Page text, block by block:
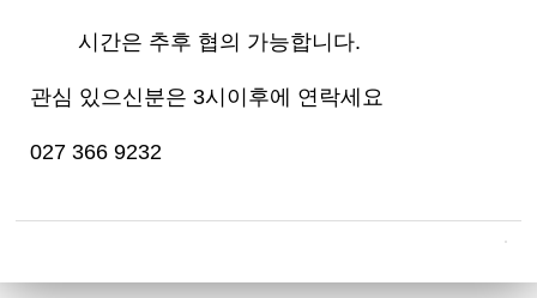
시간은 추후 협의 가능합니다.
관심 있으신분은 3시이후에 연락세요
027 366 9232